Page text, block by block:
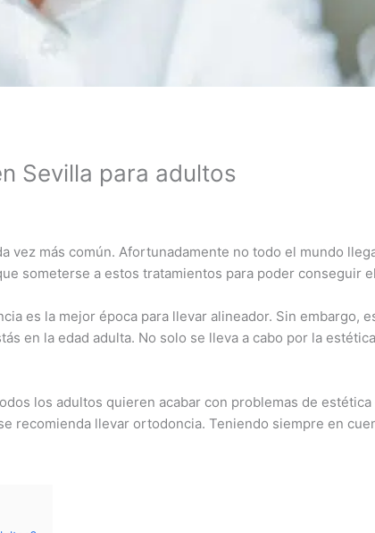
Sevilla para adultos
vez más común. Afortunadamente no todo el mundo
someterse a estos tratamientos para poder conseguir
es la mejor época para llevar alineador. Sin embargo,
en la edad adulta. No solo se lleva a cabo por la
los adultos quieren acabar con problemas de
recomienda llevar ortodoncia. Teniendo siempre en